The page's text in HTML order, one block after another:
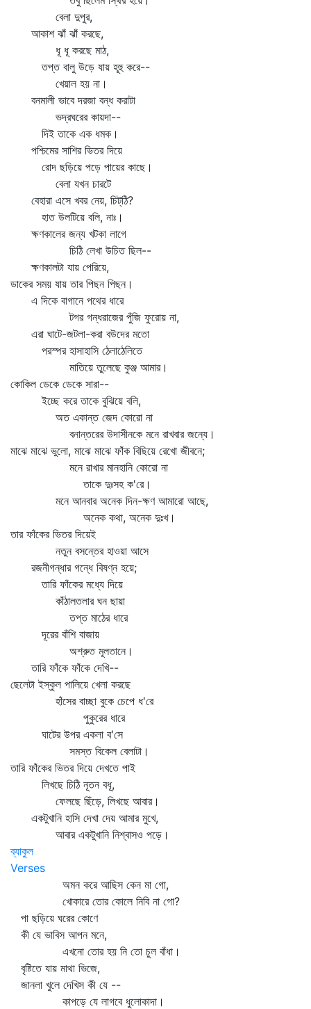
বেলা দুপুর,
আকাশ ঝাঁ ঝাঁ করছে,
ধূ ধূ করছে মাঠ,
তপ্ত বালু উড়ে যায় হূহু করে--
খেয়াল হয় না।
বনমালী ভাবে দরজা বন্ধ করাটা
ভদ্রঘরের কায়দা--
দিই তাকে এক ধমক।
পশ্চিমের সাশির ভিতর দিয়ে
রোদ ছড়িয়ে পড়ে পায়ের কাছে।
বেলা যখন চারটে
বেহারা এসে খবর নেয়, চিট্‌ঠি?
হাত উলটিয়ে বলি, নাঃ।
ক্ষণকালের জন্য খটকা লাগে
চিঠি লেখা উচিত ছিল--
ক্ষণকালটা যায় পেরিয়ে,
ডাকের সময় যায় তার পিছন পিছন।
এ দিকে বাগানে পথের ধারে
টগর গন্ধরাজের পুঁজি ফুরোয় না,
এরা ঘাটে-জটলা-করা বউদের মতো
পরস্পর হাসাহাসি ঠেলাঠেলিতে
মাতিয়ে তুলেছে কুঞ্জ আমার।
কোকিল ডেকে ডেকে সারা--
ইচ্ছে করে তাকে বুঝিয়ে বলি,
অত একান্ত জেদ কোরো না
বনান্তরের উদাসীনকে মনে রাখবার জন্যে।
মাঝে মাঝে ভুলো, মাঝে মাঝে ফাঁক বিছিয়ে রেখো জীবনে;
মনে রাখার মানহানি কোরো না
তাকে দুঃসহ ক'রে।
মনে আনবার অনেক দিন-ক্ষণ আমারো আছে,
অনেক কথা, অনেক দুঃখ।
তার ফাঁকের ভিতর দিয়েই
নতুন বসন্তের হাওয়া আসে
রজনীগন্ধার গন্ধে বিষণ্ন হয়ে;
তারি ফাঁকের মধ্যে দিয়ে
কাঁঠালতলার ঘন ছায়া
তপ্ত মাঠের ধারে
দূরের বাঁশি বাজায়
অশ্রুত মূলতানে।
তারি ফাঁকে ফাঁকে দেখি--
ছেলেটা ইস্কুল পালিয়ে খেলা করছে
হাঁসের বাচ্ছা বুকে চেপে ধ'রে
পুকুরের ধারে
ঘাটের উপর একলা ব'সে
সমস্ত বিকেল বেলাটা।
তারি ফাঁকের ভিতর দিয়ে দেখতে পাই
লিখছে চিঠি নূতন বধূ,
ফেলছে ছিঁড়ে, লিখছে আবার।
একটুখানি হাসি দেখা দেয় আমার মুখে,
আবার একটুখানি নিশ্বাসও পড়ে।
ব্যাকুল
Verses
অমন করে আছিস কেন মা গো,
খোকারে তোর কোলে নিবি না গো?
পা ছড়িয়ে ঘরের কোণে
কী যে ভাবিস আপন মনে,
এখনো তোর হয় নি তো চুল বাঁধা।
বৃষ্টিতে যায় মাথা ভিজে,
জানলা খুলে দেখিস কী যে --
কাপড়ে যে লাগবে ধুলোকাদা।